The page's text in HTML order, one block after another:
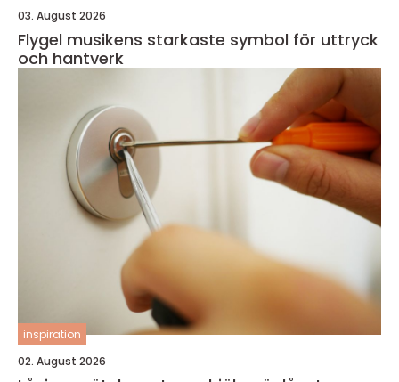
03. August 2026
Flygel musikens starkaste symbol för uttryck
och hantverk
inspiration
02. August 2026